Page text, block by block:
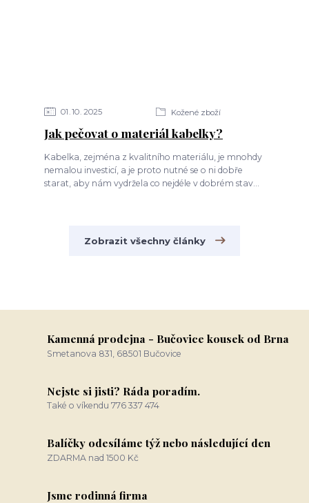
01 10 2025 Kožené zboží
Jak pečovat o materiál kabelky?
Kabelka, zejména z kvalitního materiálu, je mnohdy
nemalou investicí, a je proto nutné se o ni dobře
starat, aby nám vydržela co nejdéle v dobrém stav...
Zobrazit všechny články
Kamenná prodejna - Bučovice kousek od Brna
Smetanova 831, 68501 Bučovice
Nejste si jisti? Ráda poradím.
Také o víkendu 776 337 474
Balíčky odesíláme týž nebo následující den
ZDARMA nad 1500 Kč
Jsme rodinná firma